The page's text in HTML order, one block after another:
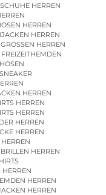
HERREN
HERREN
HERREN
HERREN
HERREN
HERREN
HERREN
HERREN
HERREN
HERREN
HERREN
HERREN
HERREN